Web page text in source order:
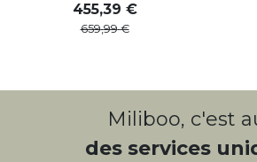
455,39
659,99
Miliboo, c'est
des services